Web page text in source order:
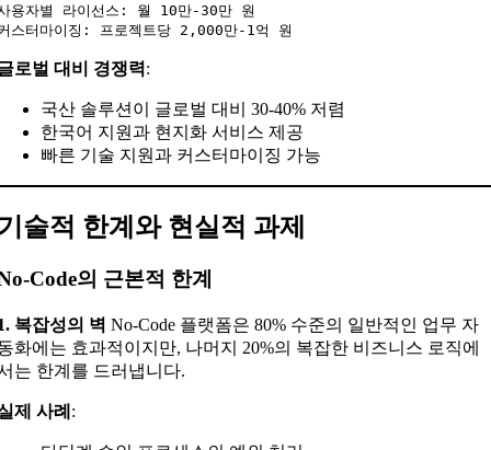
용자별 라이선스: 월 10만-30만 원
로벌 대비 경쟁력:
국산 솔루션이 글로벌 대비 30-40% 저렴
한국어 지원과 현지화 서비스 제공
빠른 기술 지원과 커스터마이징 가능
술적 한계와 현실적 과제
Code의 근본적 한계
복잡성의 벽 No-Code 플랫폼은 80% 수준의 일반적인 업무 자
화에는 효과적이지만, 나머지 20%의 복잡한 비즈니스 로직에
는 한계를 드러냅니다.
제 사례 :